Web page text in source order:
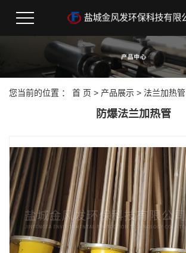
您当前的位置 ： 首 页 > 产品展示 > 法兰加热管
防爆法兰加热管